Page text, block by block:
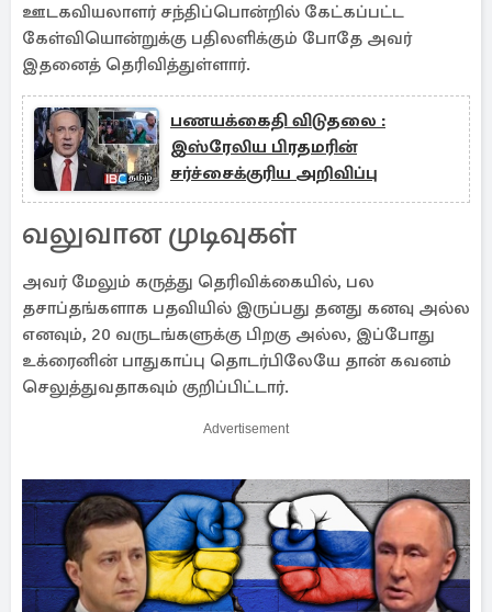
ஊடகவியலாளர் சந்திப்பொன்றில் கேட்கப்பட்ட
கேள்வியொன்றுக்கு பதிலளிக்கும் போதே அவர்
இதனைத் தெரிவித்துள்ளார்.
பணயக்கைதி விடுதலை :
இஸ்ரேலிய பிரதமரின்
சர்ச்சைக்குரிய அறிவிப்பு
வலுவான முடிவுகள்
அவர் மேலும் கருத்து தெரிவிக்கையில், பல
தசாப்தங்களாக பதவியில் இருப்பது தனது கனவு அல்ல
எனவும், 20 வருடங்களுக்கு பிறகு அல்ல, இப்போது
உக்ரைனின் பாதுகாப்பு தொடர்பிலேயே தான் கவனம்
செலுத்துவதாகவும் குறிப்பிட்டார்.
Advertisement